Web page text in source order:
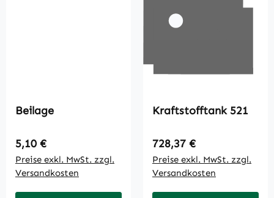
Beilage
Regulärer Preis:
5,10 €
Preise exkl. MwSt. zzgl.
Versandkosten
Kraftstofftank 521
Regulärer Preis:
728,37 €
Preise exkl. MwSt. zzgl.
Versandkosten